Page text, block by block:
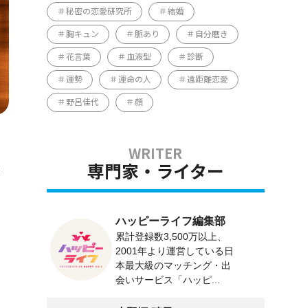
秘密の恋愛研究所 結婚
胸キュン 脈あり 自分磨き
花言葉 血液型 診断
運勢 運命の人 遠距離恋愛
野呂佳代 顔
専門家・ライター
ハッピーライフ編集部
累計登録数3,500万以上、
2001年より運営している日
本最大級のマッチング・出
会いサービス「ハッピ...